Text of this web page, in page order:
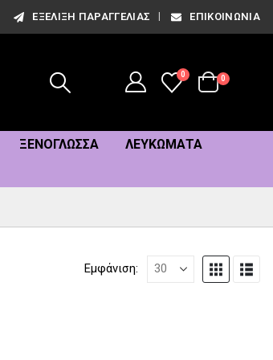
ΕΞΈΛΙΞΗ ΠΑΡΑΓΓΕΛΊΑΣ ΕΠΙΚΟΙΝΩΝΊΑ
0
0
ΞΕΝΌΓΛΩΣΣΑ
ΛΕΥΚΏΜΑΤΑ
Εμφάνιση: